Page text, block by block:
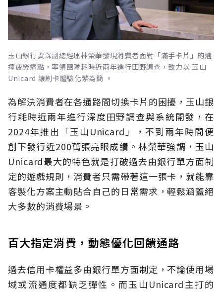
玉山銀行資深副總經理林榮華發現消費者面對「滿手卡片」的選
擇疲勞痛點，率領團隊耗時近兩年進行田野調查，致力以 玉山
Unicard 讓刷卡體驗化繁為簡 。
為解決消費者在各通路間切換卡片的困擾，玉山銀
行耗時近兩年進行深度田野調查與系統開發，在
2024年推出「玉山Unicard」，不到兩年時間便
創下發行近200萬張亮眼成績。林榮華強調，玉山
Unicard最大的特色就是打破過去由銀行單方面制
定的遊戲規則，消費者只需帶著這一張卡，就能靠
客製化方案主動貼合自己的日常需求，輕鬆涵蓋絕
大多數的消費場景。
百大指定消費，動態優化回饋通路
過去信用卡權益多由銀行單方面制定，不論使用場
域或流通度都缺乏彈性。而玉山Unicard主打的